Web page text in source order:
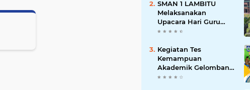
SMAN 1 LAMBITU
Melaksanakan
Upacara Hari Guru
Nasional 2025
Kegiatan Tes
Kemampuan
Akademik Gelombang
Kedua Sesi 2 Tahun